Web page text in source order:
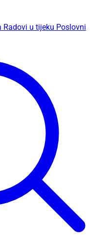
Radovi u tijeku Poslovni